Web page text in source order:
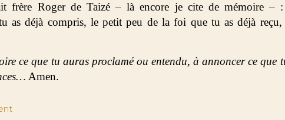
frère Roger de Taizé – là encore je cite de mémoire –
as déjà compris, le petit peu de la foi que tu as déjà
ce que tu auras proclamé ou entendu, à annoncer ce que
Amen.